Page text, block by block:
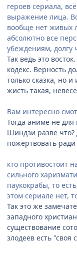
героев сериала,
выражение лица.
вообще нет живых
абсолютно все
убеждениям, долгу
Так ведь это
кодекс. Верность
только сказка, но
жисть такая,
Вам интересно
Тогда аниме не
Шиндзи разве что?
пожертвовать
кто противостоит
сильного
паукокрабы, то
этом сериале нет,
Так это же
западного
существование
злодеев есть